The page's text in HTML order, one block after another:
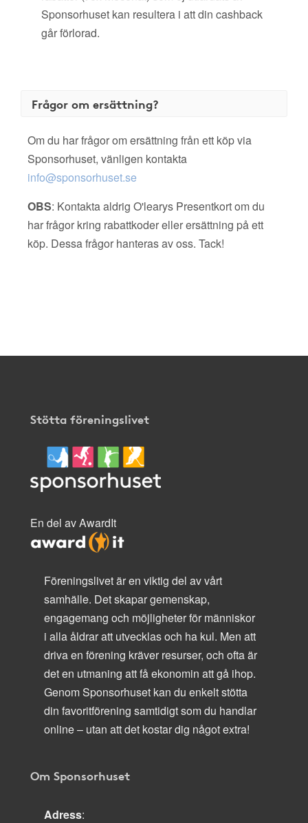
Sponsorhuset kan resultera i att din cashback
går förlorad.
Frågor om ersättning?
Om du har frågor om ersättning från ett köp via
Sponsorhuset, vänligen kontakta
info@sponsorhuset.se
OBS: Kontakta aldrig O'learys Presentkort om du
har frågor kring rabattkoder eller ersättning på ett
köp. Dessa frågor hanteras av oss. Tack!
Stötta föreningslivet
En del av AwardIt
Föreningslivet är en viktig del av vårt
samhälle. Det skapar gemenskap,
engagemang och möjligheter för människor
i alla åldrar att utvecklas och ha kul. Men att
driva en förening kräver resurser, och ofta är
det en utmaning att få ekonomin att gå ihop.
Genom Sponsorhuset kan du enkelt stötta
din favoritförening samtidigt som du handlar
online – utan att det kostar dig något extra!
Om Sponsorhuset
Adress: